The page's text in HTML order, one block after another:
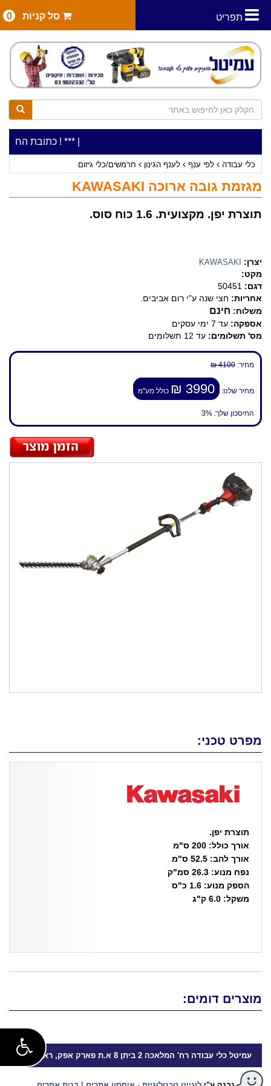
תפריט סל קניות 0
***כתובת החנות: רח' המלאכה 2, ביתן 8 ***כלי עבודה להשכרה בתעריף יומי משתלם ! ***
כלי עבודה לפי ענף לענף הגינון חרמשים/כלי גיזום
מגזמת גובה ארוכה KAWASAKI
תוצרת יפן. מקצועית. 1.6 כוח סוס.
יצרן: KAWASAKI
מקט:
דגם: 50451
אחריות: חצי שנה ע"י רום אביבים.
משלוח: חינם
אספקה: עד 7 ימי עסקים
מס' תשלומים: עד 12 תשלומים
מחיר: 4100 ₪
מחיר שלנו: 3990 ₪ כולל מע"מ
החיסכון שלך: 3%
מפרט טכני:
תוצרת יפן.
אורך כולל: 200 ס"מ
אורך להב: 52.5 ס"מ
נפח מנוע: 26.3 סמ"ק
הספק מנוע: 1.6 כ"ס
משקל: 6.0 ק"ג
מוצרים דומים:
עמיטל כלי עבודה רח' המלאכה 2 ביתן 8 א.ת פארק אפק, ראש העין